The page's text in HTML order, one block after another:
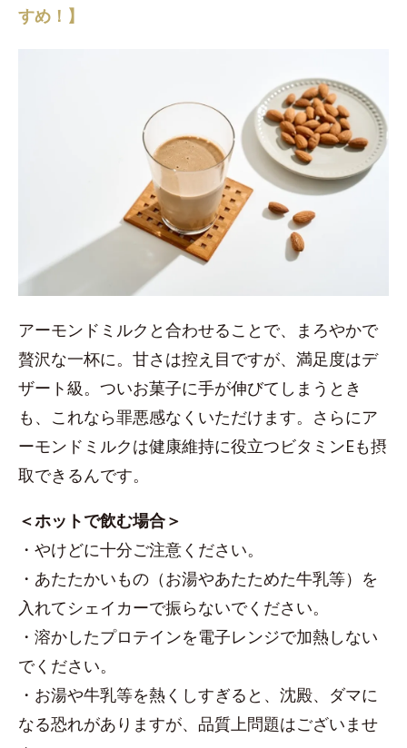
すめ！】
アーモンドミルクと合わせることで、まろやかで
贅沢な一杯に。甘さは控え目ですが、満足度はデ
ザート級。ついお菓子に手が伸びてしまうとき
も、これなら罪悪感なくいただけます。さらにア
ーモンドミルクは健康維持に役立つビタミンEも摂
取できるんです。
＜ホットで飲む場合＞
・やけどに十分ご注意ください。
・あたたかいもの（お湯やあたためた牛乳等）を
入れてシェイカーで振らないでください。
・溶かしたプロテインを電子レンジで加熱しない
でください。
・お湯や牛乳等を熱くしすぎると、沈殿、ダマに
なる恐れがありますが、品質上問題はございませ